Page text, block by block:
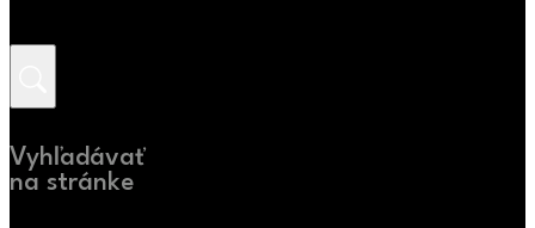
Vyhľadávať
na stránke